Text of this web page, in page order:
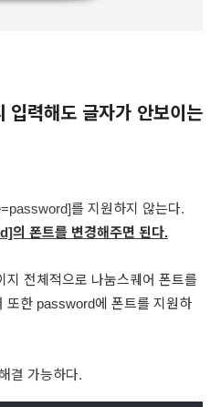
입력해도 글자가 안보이는
를 지원하지 않는다.
폰트를 변경해주면 된다.
지 전체적으로 나눔스퀘어 폰트를
또한 password에 폰트를 지원하
결 가능하다.